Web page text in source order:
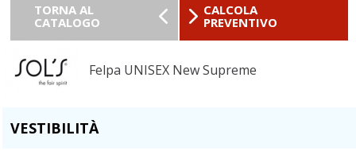
TORNA AL
CATALOGO
CALCOLA
PREVENTIVO
Felpa UNISEX New Supreme
VESTIBILITÀ